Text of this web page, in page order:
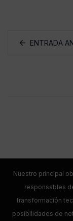
ENTRADA
Nuestro principal
responsables
transformación
posibilidades de